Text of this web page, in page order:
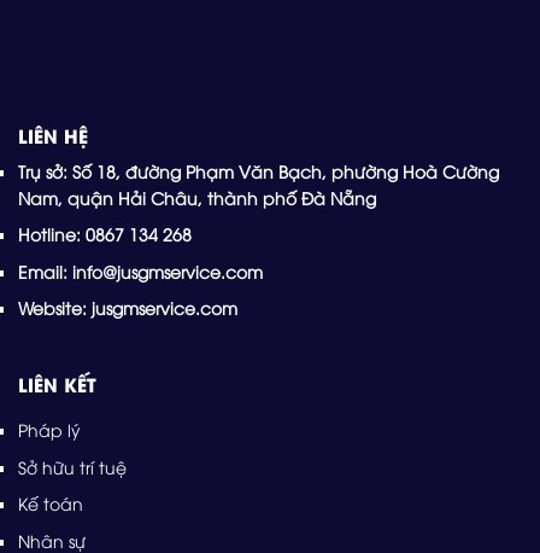
LIÊN HỆ
Trụ sở: Số 18, đường Phạm Văn Bạch, phường Hoà Cường
Nam, quận Hải Châu, thành phố Đà Nẵng
Hotline: 0867 134 268
Email: info@jusgmservice.com
Website: jusgmservice.com
LIÊN KẾT
Pháp lý
Sở hữu trí tuệ
Kế toán
Nhân sự